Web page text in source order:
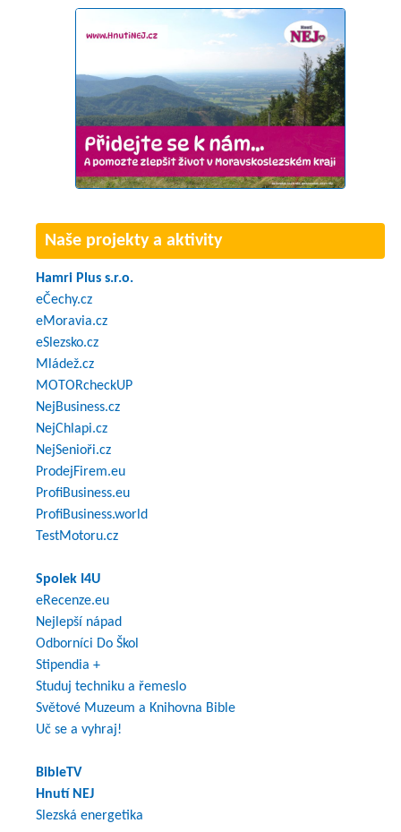
Naše projekty a aktivity
Hamri Plus s.r.o.
eČechy.cz
eMoravia.cz
eSlezsko.cz
Mládež.cz
MOTORcheckUP
NejBusiness.cz
NejChlapi.cz
NejSenioři.cz
ProdejFirem.eu
ProfiBusiness.eu
ProfiBusiness.world
TestMotoru.cz
Spolek I4U
eRecenze.eu
Nejlepší nápad
Odborníci Do Škol
Stipendia +
Studuj techniku a řemeslo
Světové Muzeum a Knihovna Bible
Uč se a vyhraj!
BibleTV
Hnutí NEJ
Slezská energetika